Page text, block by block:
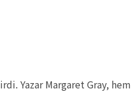
Yazar Margaret Gray, hem